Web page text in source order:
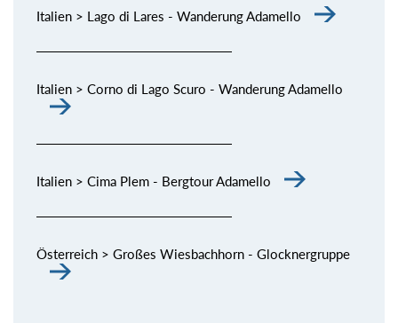
Italien > Lago di Lares - Wanderung Adamello
Italien > Corno di Lago Scuro - Wanderung Adamello
Italien > Cima Plem - Bergtour Adamello
Österreich > Großes Wiesbachhorn - Glocknergruppe